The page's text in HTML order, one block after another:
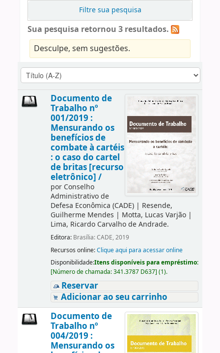
Filtre sua pesquisa
Sua pesquisa retornou 3 resultados.
Desculpe, sem sugestões.
Documento de
Trabalho nº
001/2019 :
Mensurando os
benefícios de
combate à cartéis
: o caso do cartel
de britas [recurso
eletrônico] /
por Conselho
Administrativo de
Defesa Econômica (CADE)| Resende,
Guilherme Mendes | Motta, Lucas Varjão|
Lima, Ricardo Carvalho de Andrade.
Editora: Brasília: CADE, 2019
Recursos online:Clique aqui para acessar online
Disponibilidade:Itens disponíveis para empréstimo:
[Número de chamada:341.3787 D637] (1).
Reservar
Adicionar ao seu carrinho
Documento de
Trabalho nº
004/2019 :
Mensurando os